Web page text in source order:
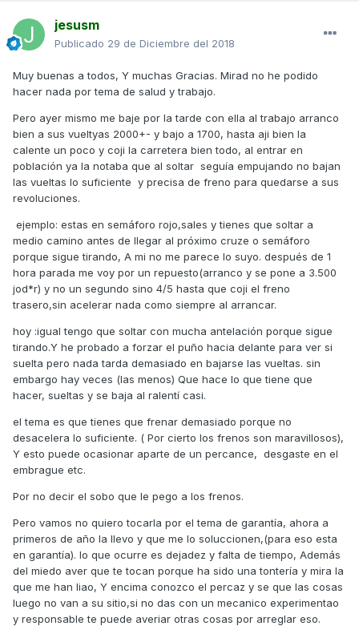
jesusm
Publicado 29 de Diciembre del 2018
Muy buenas a todos, Y muchas Gracias. Mirad no he podido
hacer nada por tema de salud y trabajo.
Pero ayer mismo me baje por la tarde con ella al trabajo arranco
bien a sus vueltyas 2000+- y bajo a 1700, hasta aji bien la
calente un poco y coji la carretera bien todo, al entrar en
población ya la notaba que al soltar seguía empujando no bajan
las vueltas lo suficiente y precisa de freno para quedarse a sus
revoluciones.
ejemplo: estas en semáforo rojo,sales y tienes que soltar a
medio camino antes de llegar al próximo cruze o semáforo
porque sigue tirando, A mi no me parece lo suyo. después de 1
hora parada me voy por un repuesto(arranco y se pone a 3.500
jod*r) y no un segundo sino 4/5 hasta que coji el freno
trasero,sin acelerar nada como siempre al arrancar.
hoy :igual tengo que soltar con mucha antelación porque sigue
tirando.Y he probado a forzar el puño hacia delante para ver si
suelta pero nada tarda demasiado en bajarse las vueltas. sin
embargo hay veces (las menos) Que hace lo que tiene que
hacer, sueltas y se baja al ralentí casi.
el tema es que tienes que frenar demasiado porque no
desacelera lo suficiente. ( Por cierto los frenos son maravillosos),
Y esto puede ocasionar aparte de un percance, desgaste en el
embrague etc.
Por no decir el sobo que le pego a los frenos.
Pero vamos no quiero tocarla por el tema de garantía, ahora a
primeros de año la llevo y que me lo soluccionen,(para eso esta
en garantía). lo que ocurre es dejadez y falta de tiempo, Además
del miedo aver que te tocan porque ha sido una tontería y mira la
que me han liao, Y encima conozco el percaz y se que las cosas
luego no van a su sitio,si no das con un mecanico experimentao
y responsable te puede averiar otras cosas por arreglar eso.